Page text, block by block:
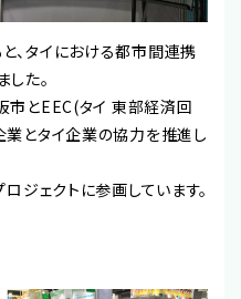
、タイにおける都市間連携
た。
市とEEC(タイ 東部経済回
とタイ企業の協力を推進し
ジェクトに参画しています。